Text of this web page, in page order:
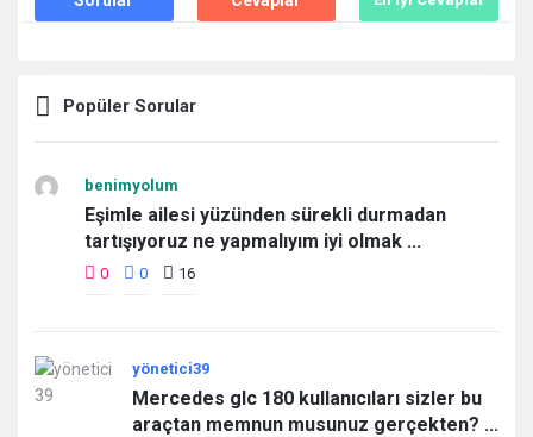
Popüler Sorular
benimyolum
Eşimle ailesi yüzünden sürekli durmadan
tartışıyoruz ne yapmalıyım iyi olmak ...
0 0 16
yönetici39
Mercedes glc 180 kullanıcıları sizler bu
araçtan memnun musunuz gerçekten? ...